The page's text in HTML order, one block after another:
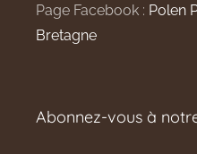
Page Facebook : Polen
Bretagne
Abonnez-vous à